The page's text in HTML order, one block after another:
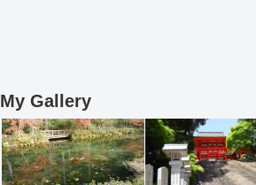
My Gallery